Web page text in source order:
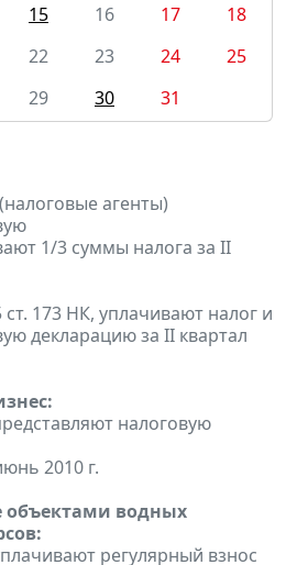
15 16 17
18
22 23 24
25
29 30 31
агенты)
1/3 суммы налога за II
173 НК, уплачивают налог и
декларацию за II квартал
налоговую
2010 г.
объектами водных
регулярный взнос